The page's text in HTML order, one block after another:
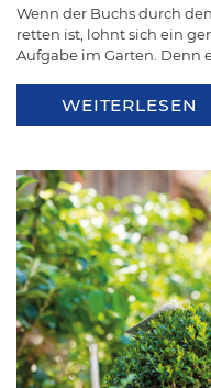
Wenn der Buchs durch
retten ist, lohnt sich ein
Aufgabe im Garten. Denn
WEITERLESEN